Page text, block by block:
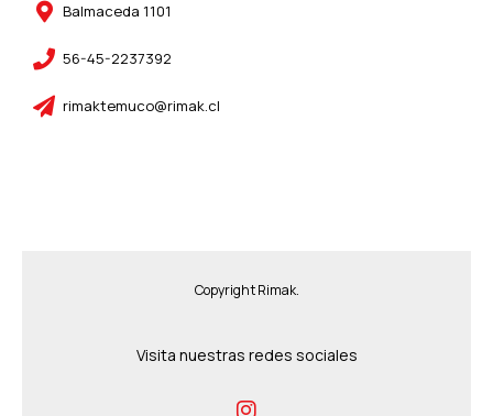
Balmaceda 1101
56-45-2237392
rimaktemuco@rimak.cl
Copyright Rimak.
Visita nuestras redes sociales